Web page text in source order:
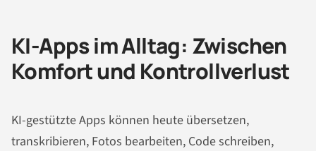
KI-Apps im Alltag: Zwischen
Komfort und Kontrollverlust
KI-gestützte Apps können heute übersetzen,
transkribieren, Fotos bearbeiten, Code schreiben,